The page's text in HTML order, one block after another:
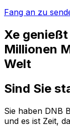
Fang an zu
Xe
Millionen
Welt
Sind Sie
Sie haben DNB
und es ist Zeit,